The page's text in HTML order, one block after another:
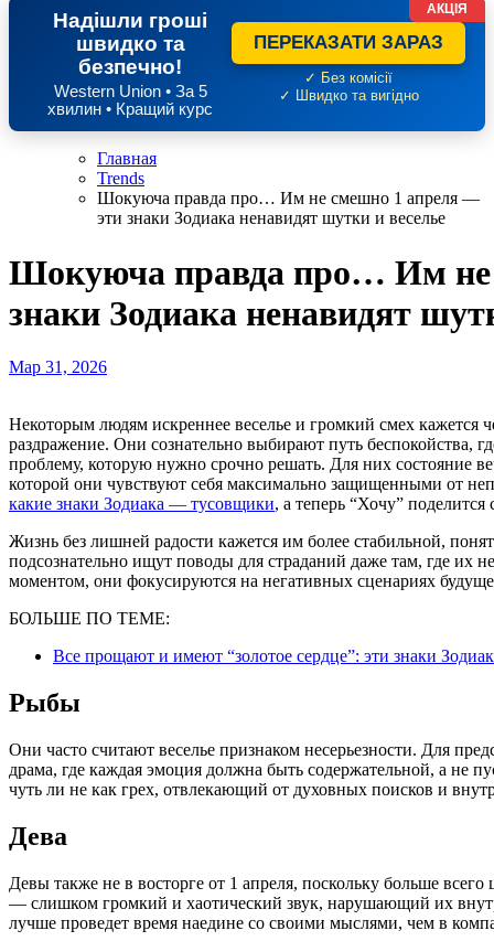
Надішли гроші
швидко та
безпечно!
Western Union • За 5
хвилин • Кращий курс
ПЕРЕКАЗАТИ ЗАРАЗ
✓ Без комісії
✓ Швидко та вигідно
АКЦІЯ
Главная
Trends
Шокуюча правда про… Им не смешно 1 апреля —
эти знаки Зодиака ненавидят шутки и веселье
Шокуюча правда про… Им
знаки Зодиака ненавидят
Мар 31, 2026
Некоторым людям искреннее веселье и громкий смех кажется чем-то чужим, а праздник 1 апреля вызывает лишь
раздражение. Они сознательно выбирают путь беспокойства,
проблему, которую нужно срочно решать. Для них состояние
которой они чувствуют себя максимально защищенными от
какие знаки Зодиака — тусовщики, а теперь “Хочу”
Жизнь без лишней радости кажется им более стабильной,
подсознательно ищут поводы для страданий даже там, где их
моментом, они фокусируются на негативных сценариях
БОЛЬШЕ ПО ТЕМЕ:
Все прощают и имеют “золотое сердце”: эти знаки
Рыбы
Они часто считают веселье признаком несерьезности. Для
драма, где каждая эмоция должна быть содержательной, а не
чуть ли не как грех, отвлекающий от духовных поисков и
Дева
Девы также не в восторге от 1 апреля, поскольку больше
— слишком громкий и хаотический звук, нарушающий их
лучше проведет время наедине со своими мыслями, чем в